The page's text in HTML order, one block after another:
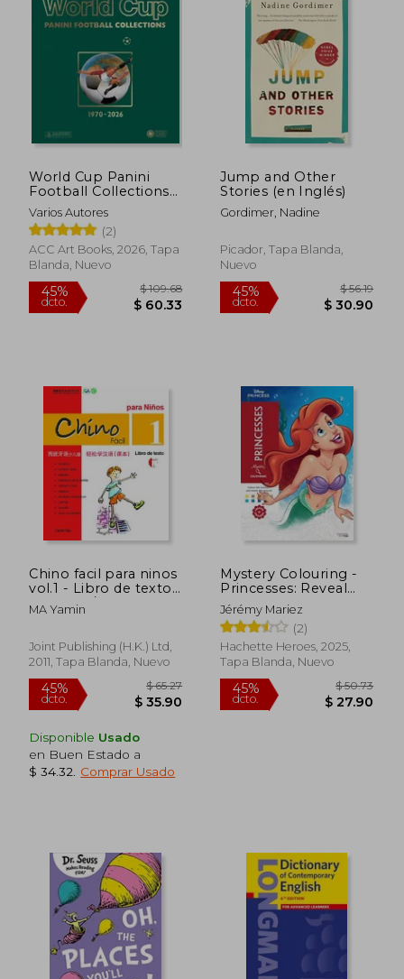
45% $ 50.15 45%
dcto.
World Cup Panini
Football Collections
1970-2026 (en Inglés)
Varios Autores
(2)
ACC Art Books, 2026, Tapa
Blanda, Nuevo
45%
dcto.
Jump and Other
Stories (en Inglés)
Gordimer, Nadine
Picador, Tapa Blanda,
Nuevo
45%
dcto.
Chino facil para ninos
vol.1 - Libro de texto
(Espanol/Chino)
MA Yamin
Joint Publishing (H.K.) Ltd,
2011, Tapa Blanda, Nuevo
45%
dcto. $ 35.90
Disponible Usado
en Buen Estado a
$ 34.32
Comprar Usado
Mystery Colouring -
Princesses: Reveal
Iconic Disney
Characters With
Colour by Number
(en Inglés)
Jérémy Mariez
(2)
Hachette Heroes, 2025,
Tapa Blanda, Nuevo
45%
dcto.